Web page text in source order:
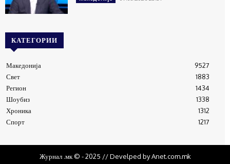
КАТЕГОРИИ
Македонија
9527
Свет
1883
Регион
1434
Шоубиз
1338
Хроника
1312
Спорт
1217
Журнал .мк © - 2025 // Develped by Anet.com.mk